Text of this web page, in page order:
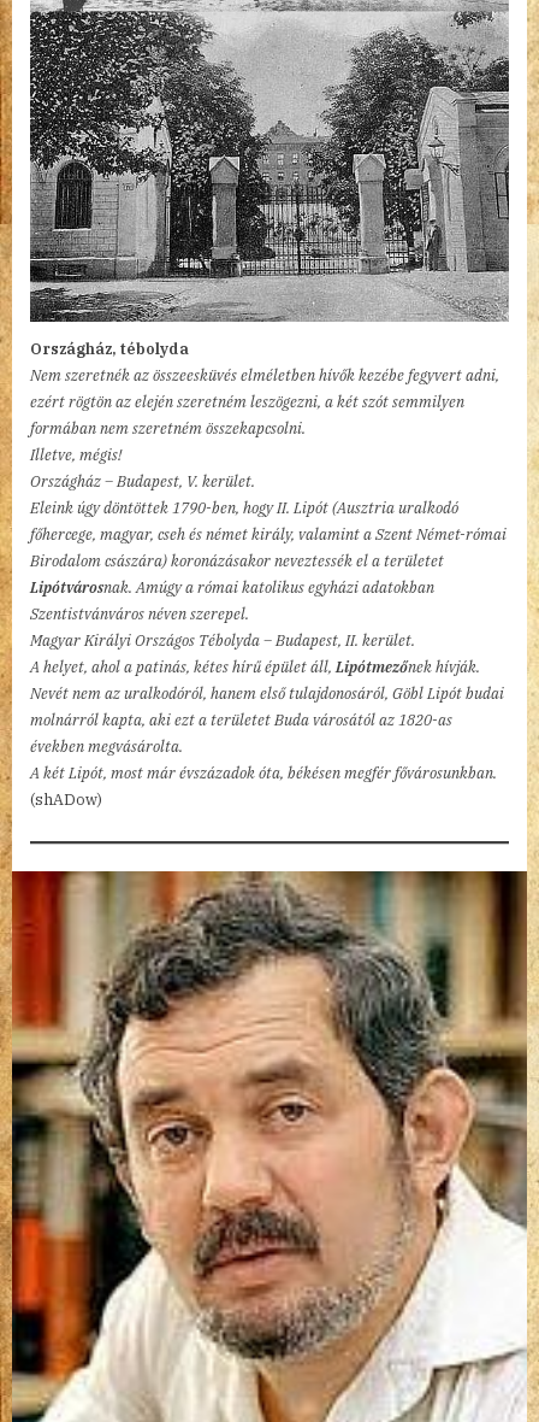
Országház, tébolyda
Nem szeretnék az összeesküvés elméletben hívők kezébe fegyvert adni,
ezért rögtön az elején szeretném leszögezni, a két szót semmilyen
formában nem szeretném összekapcsolni.
Illetve, mégis!
Országház – Budapest, V. kerület.
Eleink úgy döntöttek 1790-ben, hogy II. Lipót (Ausztria uralkodó
főhercege, magyar, cseh és német király, valamint a Szent Német-római
Birodalom császára) koronázásakor neveztessék el a területet
Lipótvárosnak. Amúgy a római katolikus egyházi adatokban
Szentistvánváros néven szerepel.
Magyar Királyi Országos Tébolyda – Budapest, II. kerület.
A helyet, ahol a patinás, kétes hírű épület áll,Lipótmezőnek hívják.
Nevét nem az uralkodóról, hanem első tulajdonosáról, Göbl Lipót budai
molnárról kapta, aki ezt a területet Buda városától az 1820-as
években megvásárolta.
A két Lipót, most már évszázadok óta, békésen megfér fővárosunkban.
(shADow)